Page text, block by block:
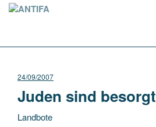
24/09/2007
Juden sind besorgt
Landbote